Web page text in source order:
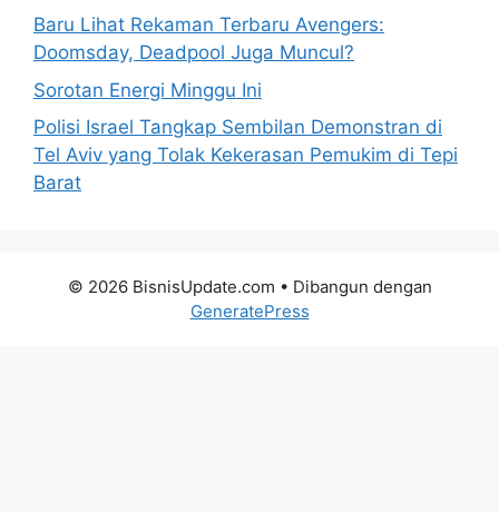
Baru Lihat Rekaman Terbaru Avengers:
Doomsday, Deadpool Juga Muncul?
Sorotan Energi Minggu Ini
Polisi Israel Tangkap Sembilan Demonstran di
Tel Aviv yang Tolak Kekerasan Pemukim di Tepi
Barat
© 2026 BisnisUpdate.com • Dibangun dengan
GeneratePress